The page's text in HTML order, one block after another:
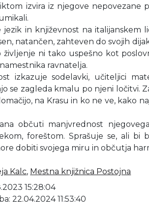
izvira iz njegove nepovezane
in književnost na italijanskem
natančen, zahteven do svojih
življenje ni tako uspešno kot
ravnatelja.
izkazuje sodelavki, učiteljici
se zagleda kmalu po njeni ločitvi.
na Krasu in ko ne ve, kako
občuti manjvrednost
foreštom. Sprašuje se, ali bi
dobiti svojega miru in občutja
Kalc, Mestna knjižnica Postojna
15:28:04
22.04.2024 11:53:40